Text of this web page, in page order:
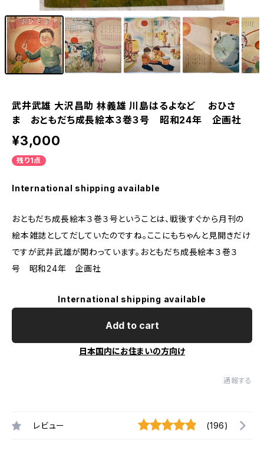
武井武雄 大沢昌助 林義雄 川島はるよなど おひさ
ま おともだち成長絵本３巻３号 昭和24年 企画社
¥3,000
残り1点
International shipping available
おともだち成長絵本３巻３号ということは、戦後すぐから月刊の
絵本雑誌としてだしていたのですね。ここにもちゃんと見開きだけ
ですが武井武雄が関わっています。おともだち成長絵本３巻３
号 昭和24年 企画社
International shipping available
Add to cart
日本国内にお住まいの方向け
通報する
レビュー (196)